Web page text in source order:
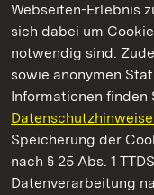
Webseiten-Erlebnis
sich dabei um
notwendig sind.
sowie anonymen
Informationen finden
Speicherung der
nach § 25 Abs. 1
Datenverarbeitung
Kommen.
Schloss und
Staatliche Schlösser